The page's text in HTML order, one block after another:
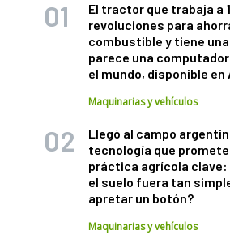
El tractor que trabaja a
revoluciones para
combustible y tiene
parece una
el mundo, disponible en
Maquinarias y vehículos
Llegó al campo
tecnología que
práctica agrícola clave:
el suelo fuera tan
apretar un botón?
Maquinarias y vehículos